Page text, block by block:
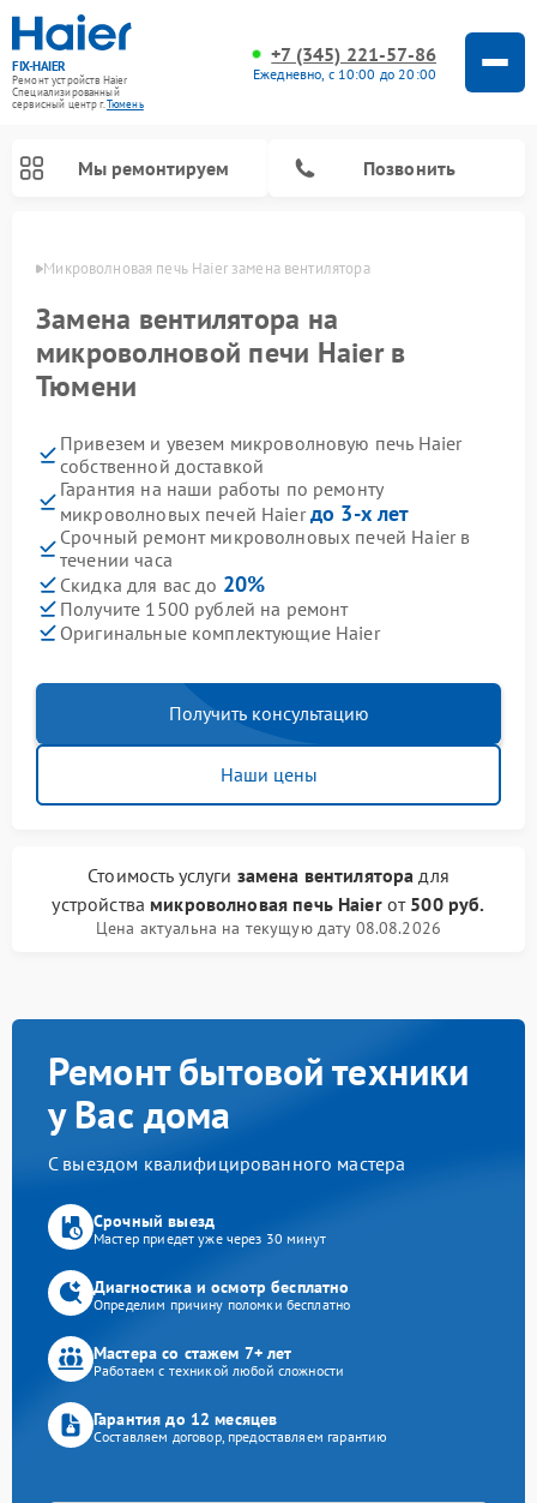
FIX-HAIER
Ремонт устройств Haier
Специализированный
cервисный центр г.Тюмень
+7 (345) 221-57-86
Ежедневно, с 10:00 до 20:00
Мы ремонтируем Позвонить
Микроволновая печь Haier замена вентилятора
Замена вентилятора на
микроволновой печи Haier в
Тюмени
Привезем и увезем микроволновую печь Haier
собственной доставкой
Гарантия на наши работы по ремонту
микроволновых печей Haierдо 3-х лет
Срочный ремонт микроволновых печей Haier в
течении часа
Скидка для вас до 20%
Получите 1500 рублей на ремонт
Оригинальные комплектующие Haier
Получить консультацию
Наши цены
Стоимость услуги замена вентилятора для
устройства микроволновая печь Haierот 500 руб.
Цена актуальна на текущую дату 08.08.2026
Ремонт бытовой техники
у Вас дома
С выездом квалифицированного мастера
Срочный выезд
Мастер приедет уже через 30 минут
Диагностика и осмотр бесплатно
Определим причину поломки бесплатно
Мастера со стажем 7+ лет
Работаем с техникой любой сложности
Гарантия до 12 месяцев
Составляем договор, предоставляем гарантию